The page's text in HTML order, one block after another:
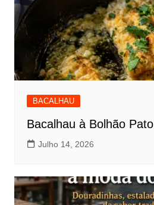
BACALHAU
Bacalhau à Bolhão Pato
Julho 14, 2026